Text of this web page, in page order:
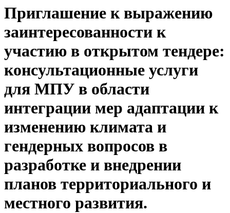
Приглашение к выражению
заинтересованности к
участию в открытом тендере:
консультационные услуги
для МПУ в области
интеграции мер адаптации к
изменению климата и
гендерных вопросов в
разработке и внедрении
планов территориального и
местного развития.